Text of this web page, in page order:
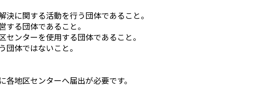
に関する活動を行う団体であること。
る団体であること。
ンターを使用する団体であること。
団体ではないこと。
地区センターへ届出が必要です。